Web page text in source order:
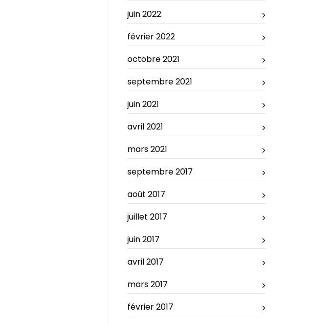
juin 2022
février 2022
octobre 2021
septembre 2021
juin 2021
avril 2021
mars 2021
septembre 2017
août 2017
juillet 2017
juin 2017
avril 2017
mars 2017
février 2017